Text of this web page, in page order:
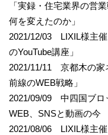
「実録・住宅業界の営
何を変えたのか」
2021/12/03 LIXIL様主
のYouTube講座」
2021/11/11 京都木の
前線のWEB戦略」
2021/09/09 中四国ブロ
WEB、SNSと動画の今
2021/08/06 LIXIL様主